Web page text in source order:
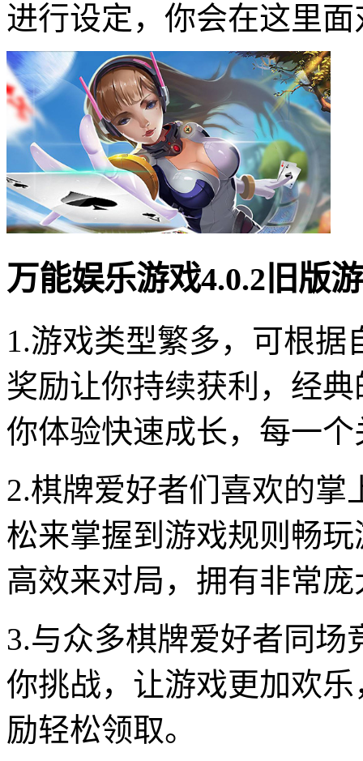
进行设定，你会在这里
万能娱乐游戏4.0.2旧版
1.游戏类型繁多，可根
奖励让你持续获利，经
你体验快速成长，每一
2.棋牌爱好者们喜欢的
松来掌握到游戏规则畅
高效来对局，拥有非常
3.与众多棋牌爱好者同
你挑战，让游戏更加欢
励轻松领取。